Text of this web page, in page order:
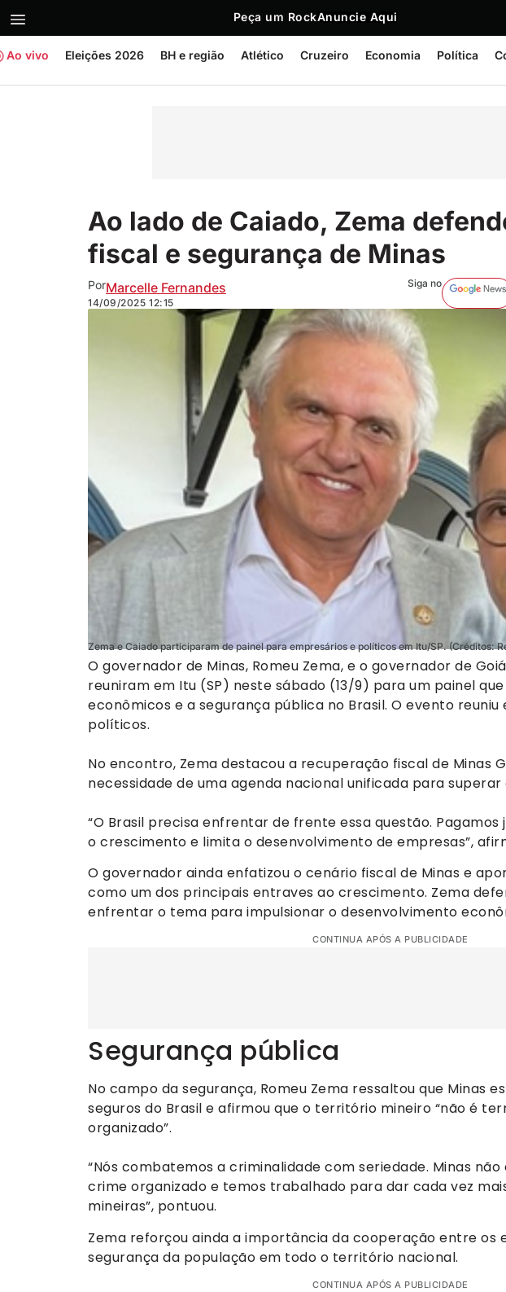
Peça um RockAnuncie Aqui
Ao vivo Eleições 2026 BH e região Atlético Cruzeiro Economia Política
Ao lado de Caiado, Zema
fiscal e segurança de Minas
PorMarcelle Fernandes
14/09/2025 12:15
Siga no
Zema e Caiado participaram de painel para empresários e políticos em Itu/SP. (Créditos:
O governador de Minas, Romeu Zema, e o governador de
reuniram em Itu (SP) neste sábado (13/9) para um painel
econômicos e a segurança pública no Brasil. O evento
políticos.
No encontro, Zema destacou a recuperação fiscal de Minas
necessidade de uma agenda nacional unificada para superar
“O Brasil precisa enfrentar de frente essa questão.
o crescimento e limita o desenvolvimento de empresas”,
O governador ainda enfatizou o cenário fiscal de Minas e
como um dos principais entraves ao crescimento. Zema
enfrentar o tema para impulsionar o desenvolvimento
CONTINUA APÓS A PUBLICIDADE
Segurança pública
No campo da segurança, Romeu Zema ressaltou que Minas
seguros do Brasil e afirmou que o território mineiro “não é
organizado”.
“Nós combatemos a criminalidade com seriedade. Minas
crime organizado e temos trabalhado para dar cada vez
mineiras”, pontuou.
Zema reforçou ainda a importância da cooperação entre os
segurança da população em todo o território nacional.
CONTINUA APÓS A PUBLICIDADE